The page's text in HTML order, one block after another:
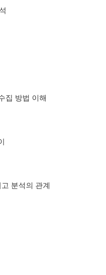
집 방법 이해
분석의 관계